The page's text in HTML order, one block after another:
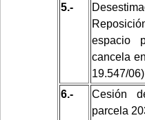
5.-
espacio
cancela
19.547/
6.-
Cesión
parcela